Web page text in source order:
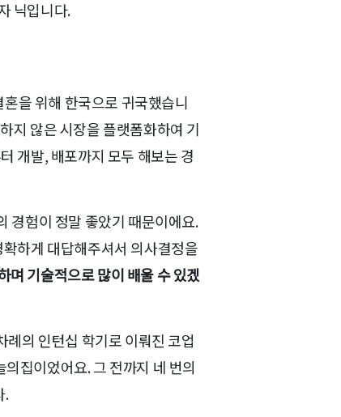
닉입니다.
을 위해 한국으로 귀국했습니
지 않은 시장을 플랫폼화하여 기
개발, 배포까지 모두 해보는 경
경험이 정말 좋았기 때문이에요.
하게 대답해주셔서 의사결정을
며 기술적으로 많이 배울 수 있겠
의 인턴십 학기로 이뤄진 코업
집이었어요. 그 전까지 네 번의
.